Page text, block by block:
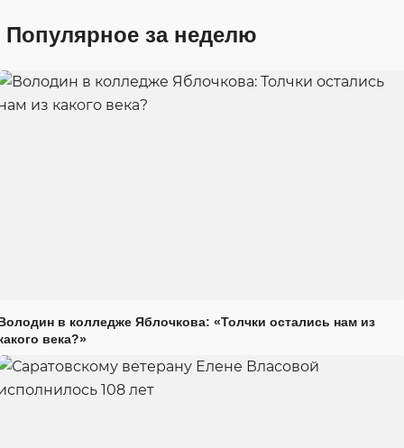
Популярное за неделю
в колледже Яблочкова: «Толчки остались нам из
века?»